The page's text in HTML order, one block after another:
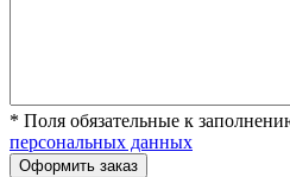
* Поля обязательные к
персональных данных